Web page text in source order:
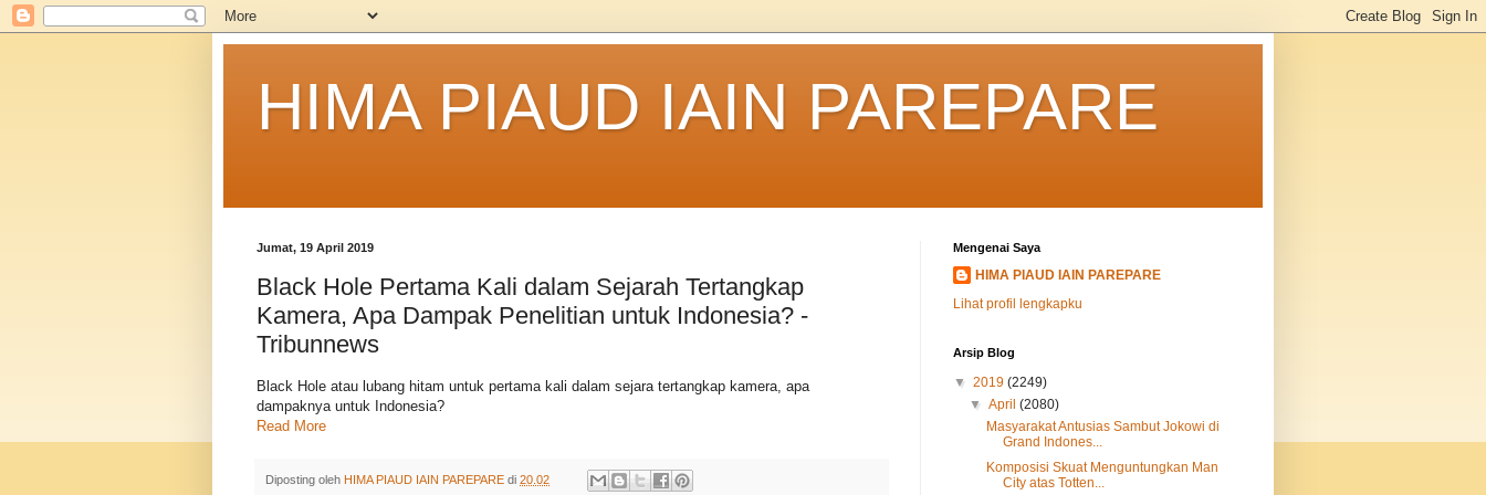
HIMA PIAUD IAIN PAREPARE
Jumat, 19 April 2019
Black Hole Pertama Kali dalam Sejarah Tertangkap
Kamera, Apa Dampak Penelitian untuk Indonesia? -
Tribunnews
Black Hole atau lubang hitam untuk pertama kali dalam sejara tertangkap kamera, apa
dampaknya untuk Indonesia?
Read More
Diposting oleh HIMA PIAUD IAIN PAREPARE di 20.02
Mengenai Saya
HIMA PIAUD IAIN PAREPARE
Lihat profil lengkapku
Arsip Blog
▼ 2019 (2249)
▼April(2080)
Masyarakat Antusias Sambut Jokowi di
Grand Indones...
Komposisi Skuat Menguntungkan Man
City atas Totten...